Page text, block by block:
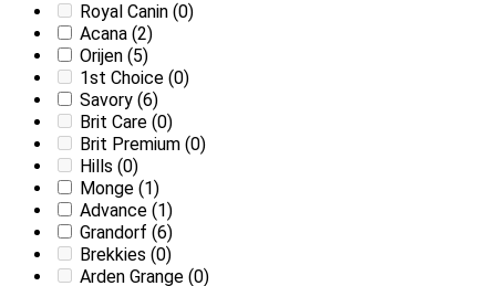
Royal Canin (0)
Acana (2)
Orijen (5)
1st Choice (0)
Savory (6)
Brit Care (0)
Brit Premium (0)
Hills (0)
Monge (1)
Advance (1)
Grandorf (6)
Brekkies (0)
Arden Grange (0)